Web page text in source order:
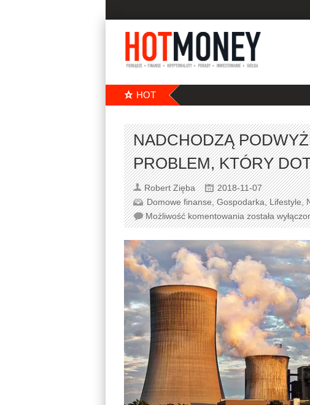
HOT
NADCHODZĄ
PROBLEM, KTÓRY
Robert Zięba
2018-11-07
Domowe finanse,Gospodarka,Lifestyle,
Możliwość komentowaniazostała